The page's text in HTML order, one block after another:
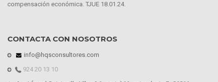
compensación económica. TJUE 18.01.24.
CONTACTA CON NOSOTROS
info@hqsconsultores.com
924 20 13 10